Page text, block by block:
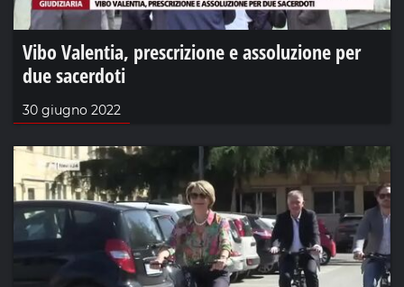
Vibo Valentia, prescrizione e assoluzione per
due sacerdoti
30 giugno 2022